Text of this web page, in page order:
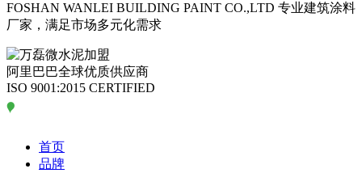
FOSHAN WANLEI BUILDING PAINT CO.,LTD 专业建筑涂料
厂家，满足市场多元化需求
阿里巴巴全球优质供应商
ISO 9001:2015 CERTIFIED
首页
品牌